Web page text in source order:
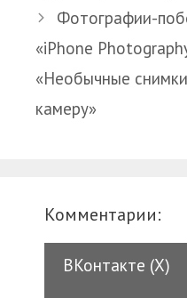
Фотографии-
«iPhone
«Необычные
камеру»
Комментарии:
ВКонтакте (X)